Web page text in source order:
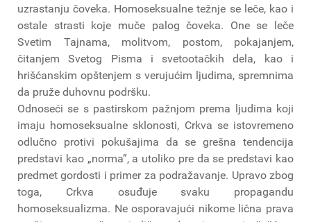
uzrastanju čoveka. Homoseksualne težnje se leče, kao i
ostale strasti koje muče palog čoveka. One se leče
Svetim Tajnama, molitvom, postom, pokajanjem,
čitanjem Svetog Pisma i svetootačkih dela, kao i
hrišćanskim opštenjem s verujućim ljudima, spremnima
da pruže duhovnu podršku.
Odnoseći se s pastirskom pažnjom prema ljudima koji
imaju homoseksualne sklonosti, Crkva se istovremeno
odlučno protivi pokušajima da se grešna tendencija
predstavi kao „norma”, a utoliko pre da se predstavi kao
predmet gordosti i primer za podražavanje. Upravo zbog
toga, Crkva osuđuje svaku propagandu
homoseksualizma. Ne osporavajući nikome lična prava